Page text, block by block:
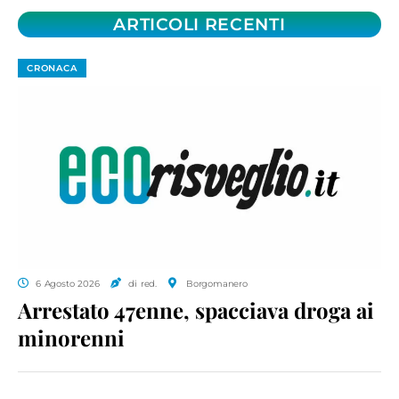
ARTICOLI RECENTI
CRONACA
6 Agosto 2026 di red. Borgomanero
Arrestato 47enne, spacciava droga ai
minorenni